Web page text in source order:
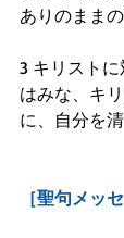
ありのまま
3 キリスト
はみな、キ
に、自分を清
［聖句メッ